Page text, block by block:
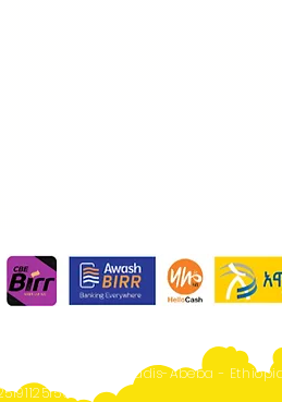
Shopping- Addis-Abeba -